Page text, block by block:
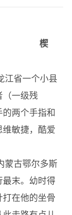
楔
省一个小县
一级残
两个手指和
敏捷，酷爱
古鄂尔多斯
末。幼时得
在他的坐骨